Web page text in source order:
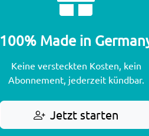
100% Made in
Keine versteckten Kosten, kein
Abonnement, jederzeit kündbar.
Jetzt starten